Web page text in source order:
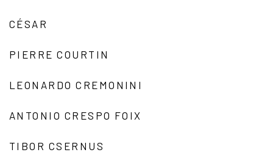
CÉSAR
PIERRE COURTIN
LEONARDO CREMONINI
ANTONIO CRESPO FOIX
TIBOR CSERNUS